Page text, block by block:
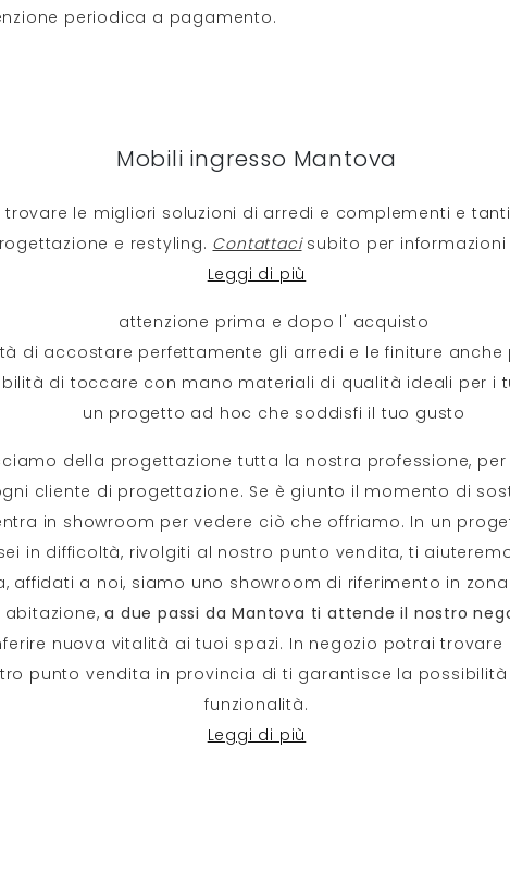
periodica a pagamento.
Mobili ingresso Mantova
le migliori soluzioni di arredi e complementi e
e restyling. Contattacisubito per
Leggi di più
attenzione prima e dopo l' acquisto
di accostare perfettamente gli arredi e le finiture anche
di toccare con mano materiali di qualità ideali per i
un progetto ad hoc che soddisfi il tuo gusto
della progettazione tutta la nostra professione,
cliente di progettazione. Se è giunto il momento di
in showroom per vedere ciò che offriamo. In un
in difficoltà, rivolgiti al nostro punto vendita, ti
a noi, siamo uno showroom di riferimento in
abitazione,a due passi da Mantova ti attende il nostro
nuova vitalità ai tuoi spazi. In negozio potrai
punto vendita in provincia di ti garantisce la
funzionalità.
Leggi di più